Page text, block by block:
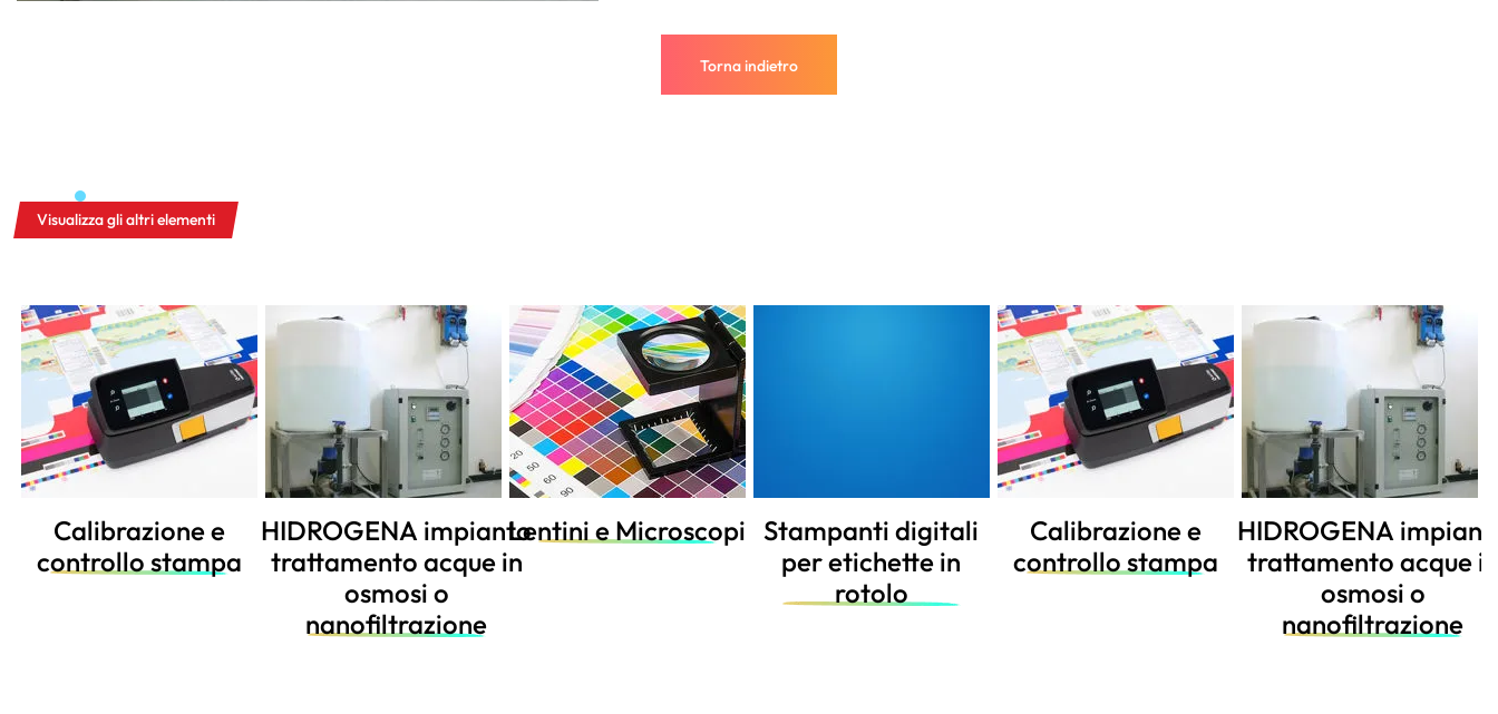
Torna indietro
Visualizza gli altri elementi
HIDROGENA impianto
trattamento acque in
Lentini e Microscopi Stampanti digitali
Calibrazione e
controllo stampa
HIDROGENA impianto
trattamento acque in
Lentini e Microscopi